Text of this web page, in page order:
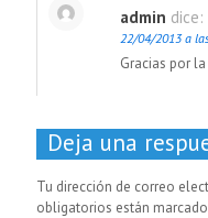
admin dice:
22/04/2013 a
Gracias por
Deja una
Tu dirección de correo
obligatorios están